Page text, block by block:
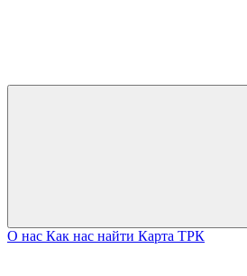
О нас Как нас найти Карта ТРК